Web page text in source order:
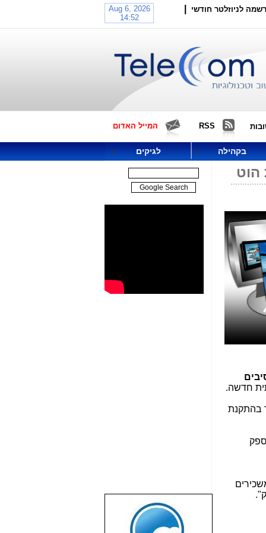
לניוזלטר חודשי
RSS המייל האדום
בקהילה לגיקים
הוט
חדשה.
בהתקנת
שבוע טוב לכל
הגולשים באשר